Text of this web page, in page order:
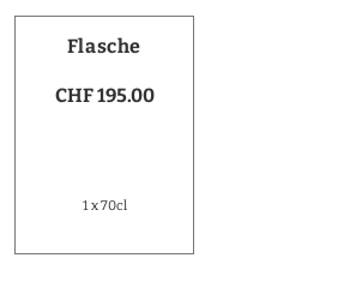
Flasche
CHF 195.00
1 x 70cl